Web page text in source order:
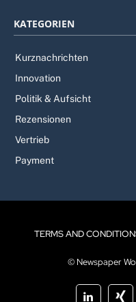
KATEGORIEN
Kurznachrichten
Innovation
Politik & Aufsicht
Rezensionen
Vertrieb
Payment
TERMS AND
© Newspaper